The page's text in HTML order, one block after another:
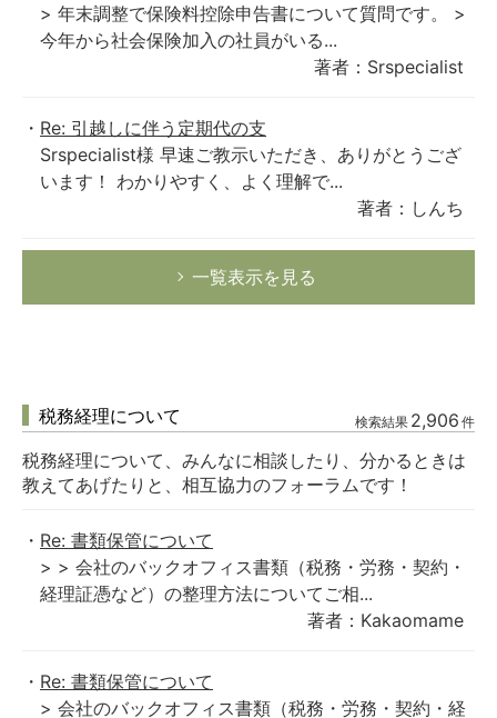
> 年末調整で保険料控除申告書について質問です。 >
今年から社会保険加入の社員がいる...
著者：Srspecialist
Re: 引越しに伴う定期代の支
Srspecialist様 早速ご教示いただき、ありがとうござ
います！ わかりやすく、よく理解で...
著者：しんち
一覧表示を見る
税務経理について 検索結果 2,906 件
税務経理について、みんなに相談したり、分かるときは
教えてあげたりと、相互協力のフォーラムです！
Re: 書類保管について
> > 会社のバックオフィス書類（税務・労務・契約・
経理証憑など）の整理方法についてご相...
著者：Kakaomame
Re: 書類保管について
> 会社のバックオフィス書類（税務・労務・契約・経